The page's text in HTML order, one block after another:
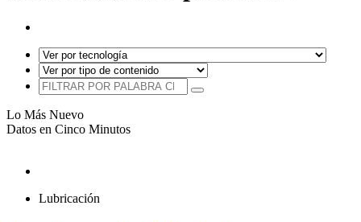
Lo Más Nuevo
Datos en Cinco Minutos
Lubricación